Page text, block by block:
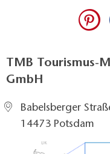
TMB Tourismus-
GmbH
Babelsberger
14473 Potsdam